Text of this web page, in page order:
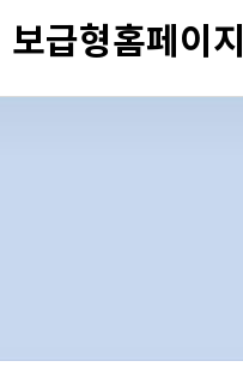
보급형홈페이지